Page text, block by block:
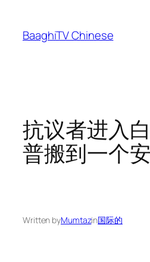
content
BaaghiTV Chinese
抗议者进入
普搬到一个
Written byMumtazin国际的